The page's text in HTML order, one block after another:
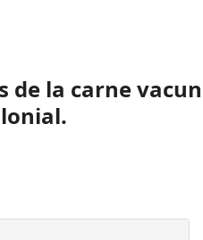
de la carne